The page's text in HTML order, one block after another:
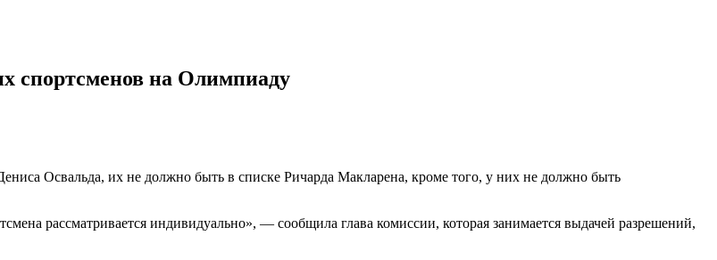
спортсменов на Олимпиаду
Освальда, их не должно быть в списке Ричарда Макларена, кроме того, у них не должно быть
рассматривается индивидуально», — сообщила глава комиссии, которая занимается выдачей разрешений,